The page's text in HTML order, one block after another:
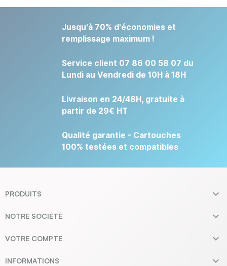
Jusqu'à 70% d'économies et
remplissage maximum !
Service client 07 86 00 58 07 du
Lundi au Vendredi de 10H à 18H
Livraison en 24/48H, gratuite à
partir de 29€ HT
Qualité garantie - Cartouches
100% testées et compatibles
PRODUITS 
NOTRE SOCIÉTÉ 
VOTRE COMPTE 
INFORMATIONS 